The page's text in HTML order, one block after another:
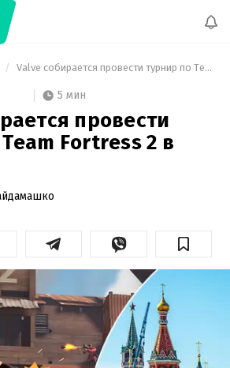
Valve собирается провести турнир по Team Fortress 2 в Москве
5 мин
провести
Fortress 2 в